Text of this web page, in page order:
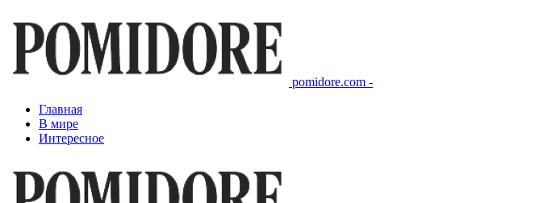
pomidore.com -
Главная
В мире
Интересное